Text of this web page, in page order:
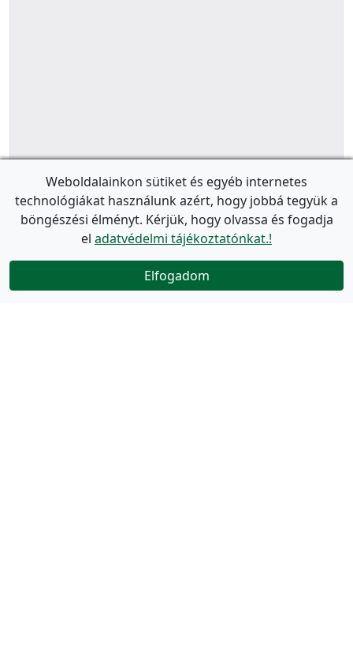

Weboldalainkon sütiket és egyéb internetes
technológiákat használunk azért, hogy jobbá tegyük a
böngészési élményt. Kérjük, hogy olvassa és fogadja
el adatvédelmi tájékoztatónkat.!
Elfogadom